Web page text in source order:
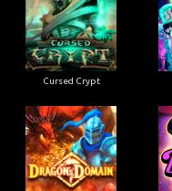
Cursed Crypt